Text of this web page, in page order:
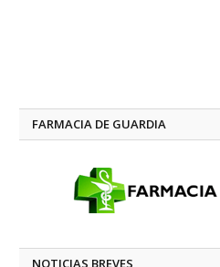
FARMACIA DE GUARDIA
NOTICIAS BREVES